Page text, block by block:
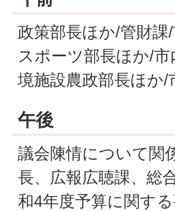
政策部長ほか/管財
スポーツ部長ほか/
境施設農政部長ほか/
午後
議会陳情について関
長、広報広聴課、総
和4年度予算に関す